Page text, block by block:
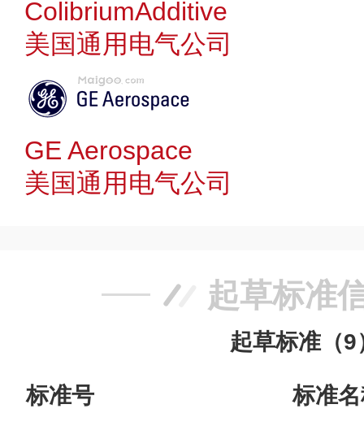
ColibriumAdditive
美国通用电气公司
GE Aerospace
美国通用电气公司
起草标准
起草标准（9
标准号
标准